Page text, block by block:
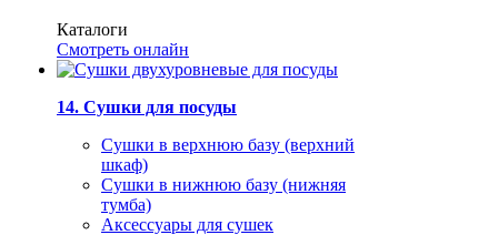
Каталоги
Смотреть онлайн
14. Сушки для посуды
Сушки в верхнюю базу (верхний
шкаф)
Сушки в нижнюю базу (нижняя
тумба)
Аксессуары для сушек